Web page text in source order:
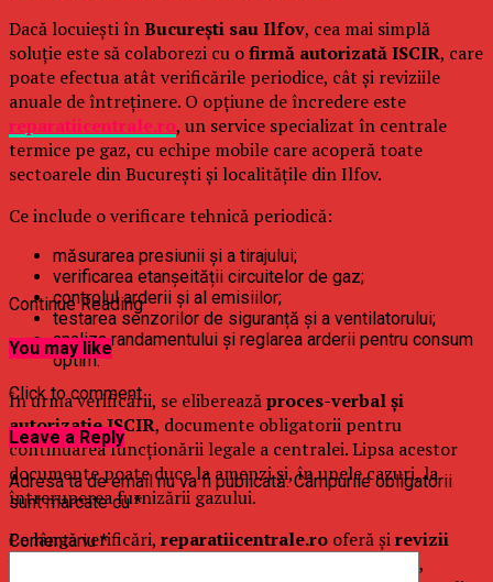
Dacă locuiești înBucurești sau Ilfov, cea mai simplă
soluție este să colaborezi cu ofirmă autorizată ISCIR, care
poate efectua atât verificările periodice, cât și reviziile
anuale de întreținere. O opțiune de încredere este
reparatiicentrale.ro, un service specializat în centrale
termice pe gaz, cu echipe mobile care acoperă toate
sectoarele din București și localitățile din Ilfov.
Ce include o verificare tehnică periodică:
măsurarea presiunii și a tirajului;
verificarea etanșeității circuitelor de gaz;
controlul arderii și al emisiilor;
testarea senzorilor de siguranță și a ventilatorului;
analiza randamentului și reglarea arderii pentru consum
optim.
În urma verificării, se elibereazăproces-verbal și
autorizație ISCIR, documente obligatorii pentru
continuarea funcționării legale a centralei. Lipsa acestor
documente poate duce la amenzi și, în unele cazuri, la
întreruperea furnizării gazului.
Pe lângă verificări, reparatiicentrale.ro oferă șirevizii
,
Continue Reading
You may like
Click to comment
Leave a Reply
Adresa ta de email nu va fi publicată. Câmpurile obligatorii
sunt marcate cu*
Comentariu*